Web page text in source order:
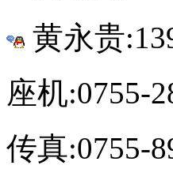
黄永贵
座机:0755-
传真:0755-